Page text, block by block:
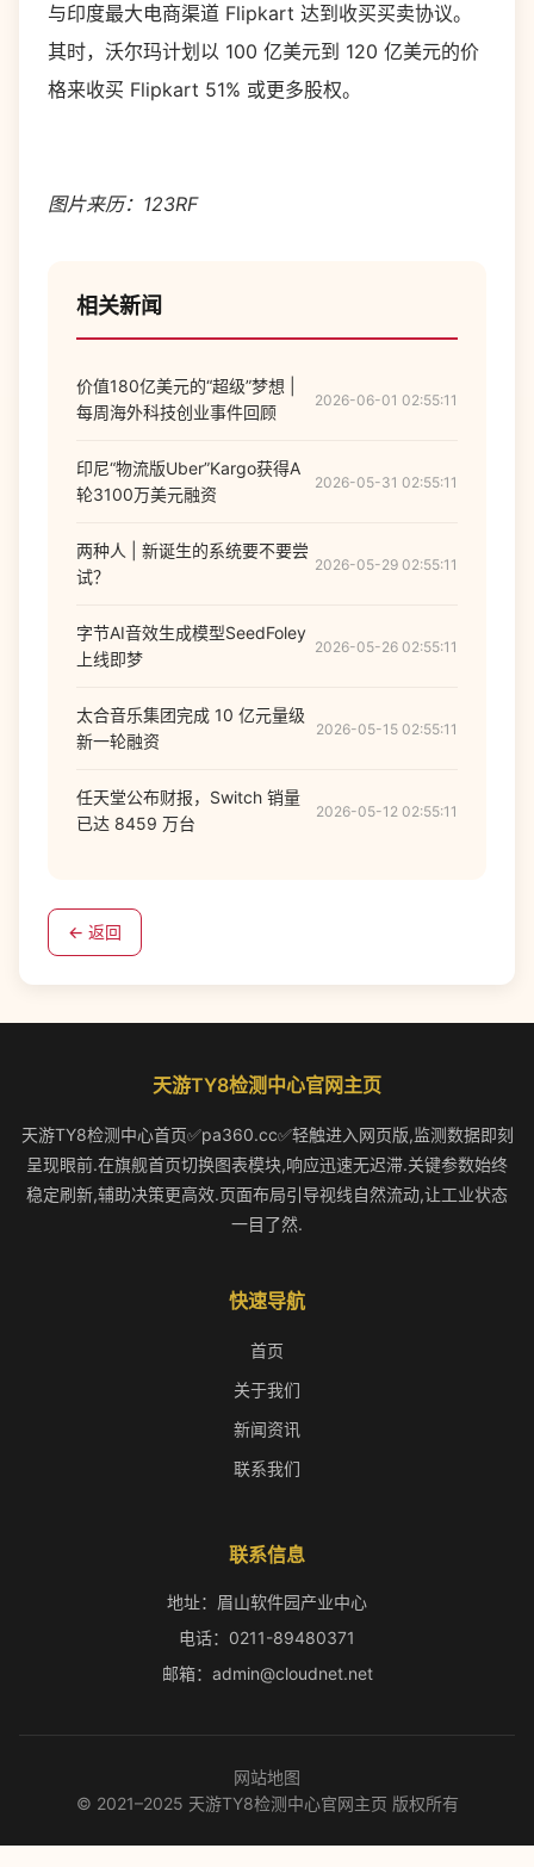
与印度最大电商渠道 Flipkart 达到收买买卖协议。
其时，沃尔玛计划以 100 亿美元到 120 亿美元的价
格来收买 Flipkart 51% 或更多股权。
图片来历：123RF
相关新闻
价值180亿美元的“超级”梦想 |
每周海外科技创业事件回顾
2026-06-01 02:55:11
印尼“物流版Uber”Kargo获得A
轮3100万美元融资
2026-05-31 02:55:11
两种人 | 新诞生的系统要不要尝
试？
2026-05-29 02:55:11
字节AI音效生成模型SeedFoley
上线即梦
2026-05-26 02:55:11
太合音乐集团完成 10 亿元量级
新一轮融资
2026-05-15 02:55:11
任天堂公布财报，Switch 销量
已达 8459 万台
2026-05-12 02:55:11
← 返回
天游TY8检测中心官网主页
天游TY8检测中心首页✅pa360.cc✅轻触进入网页版,监测数据即刻
呈现眼前.在旗舰首页切换图表模块,响应迅速无迟滞.关键参数始终
稳定刷新,辅助决策更高效.页面布局引导视线自然流动,让工业状态
一目了然.
快速导航
首页
关于我们
新闻资讯
联系我们
联系信息
地址：眉山软件园产业中心
电话：0211-89480371
邮箱：admin@cloudnet.net
网站地图
© 2021–2025 天游TY8检测中心官网主页 版权所有